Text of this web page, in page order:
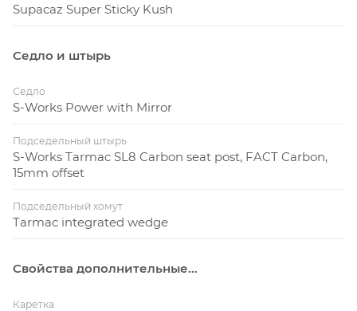
Supacaz Super Sticky Kush
Седло и штырь
Седло
S-Works Power with Mirror
Подседельный штырь
S-Works Tarmac SL8 Carbon seat post, FACT Carbon,
15mm offset
Подседельный хомут
Tarmac integrated wedge
Свойства дополнительные...
Каретка